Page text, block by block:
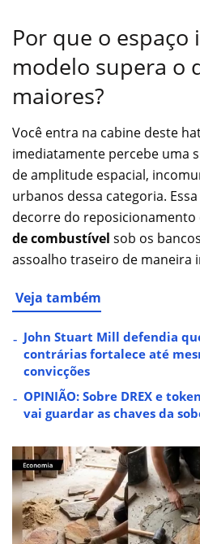
Por que o
modelo supera o
maiores?
Você entra na cabine deste
imediatamente percebe uma
de amplitude espacial,
urbanos dessa categoria.
decorre do reposicionamento
de combustível sob os
assoalho traseiro de maneira
Veja também
John Stuart Mill defendia
contrárias fortalece até
convicções
OPINIÃO: Sobre DREX e
vai guardar as chaves da